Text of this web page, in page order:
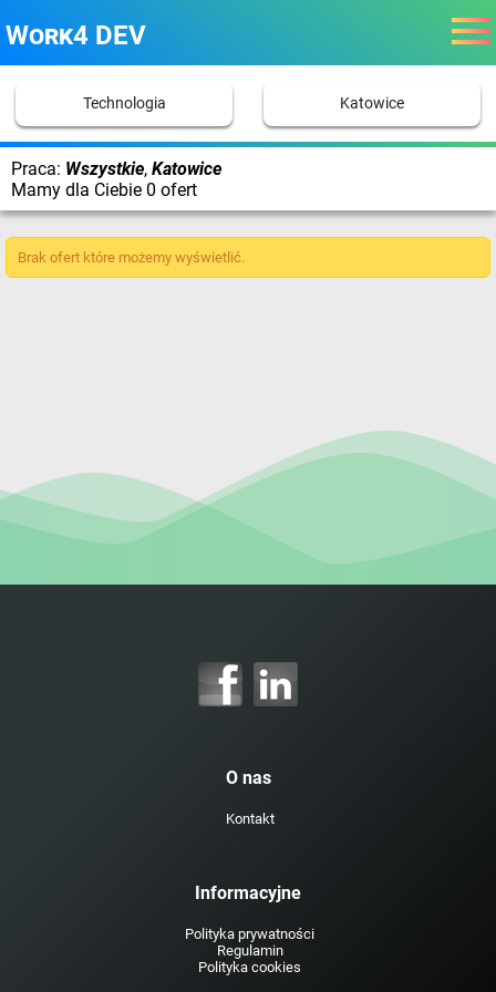
Work4 DEV
Technologia Katowice
Praca: Wszystkie, Katowice
Mamy dla Ciebie 0 ofert
Brak ofert które możemy wyświetlić.
O nas
Kontakt
Informacyjne
Polityka prywatności
Regulamin
Polityka cookies